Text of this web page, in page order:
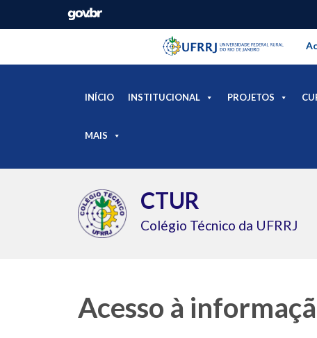
Pular barra institucional
Barra
INÍCIO INSTITUCIONAL PROJETOS
MAIS
CTUR
Colégio Técnico da UFRRJ
Acesso à